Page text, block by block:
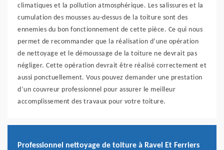
climatiques et la pollution atmosphérique. Les salissures et la
cumulation des mousses au-dessus de la toiture sont des
ennemies du bon fonctionnement de cette pièce. Ce qui nous
permet de recommander que la réalisation d’une opération
de nettoyage et le démoussage de la toiture ne devrait pas
négliger. Cette opération devrait être réalisé correctement et
aussi ponctuellement. Vous pouvez demander une prestation
d’un couvreur professionnel pour assurer le meilleur
accomplissement des travaux pour votre toiture.
Professionnel nettoyage de toiture à Ravel Et Ferriers